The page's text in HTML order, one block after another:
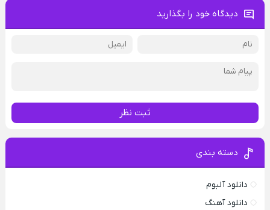
دیدگاه خود را بگذارید
ثبت نظر
دسته بندی
دانلود آلبوم
دانلود آهنگ